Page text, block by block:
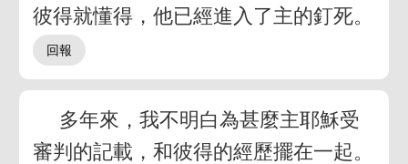
彼得就懂得，他已經進入了主的釘死。
多年來，我不明白為甚麼主耶穌受
審判的記載，和彼得的經歷擺在一起。